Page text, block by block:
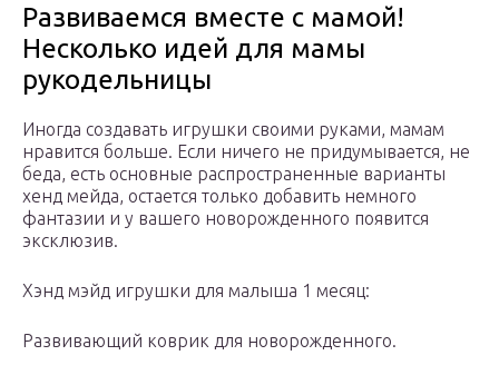
Развиваемся вместе с мамой!
Несколько идей для мамы
рукодельницы
Иногда создавать игрушки своими руками, мамам
нравится больше. Если ничего не придумывается, не
беда, есть основные распространенные варианты
хенд мейда, остается только добавить немного
фантазии и у вашего новорожденного появится
эксклюзив.
Хэнд мэйд игрушки для малыша 1 месяц:
Развивающий коврик для новорожденного.